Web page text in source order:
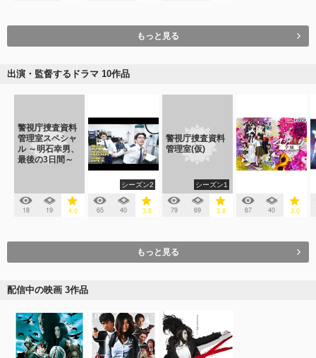
もっと見る
出演・監督するドラマ 10作品
警視庁捜査資料
管理室スペシャ
ル ～明石幸男、
最後の3日間～
18 19 4.0
シーズン2
65 40 3.8
警視庁捜査資料
管理室(仮)
シーズン1
79 69 3.8 67 40 3.0
もっと見る
配信中の映画 3作品